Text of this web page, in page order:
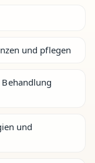
und pflegen
und